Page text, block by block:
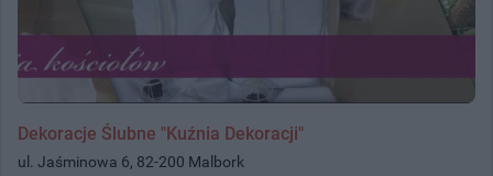
Dekoracje Ślubne "Kuźnia Dekoracji"
ul. Jaśminowa 6, 82-200 Malbork